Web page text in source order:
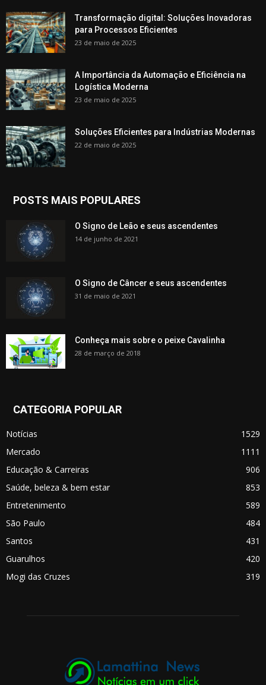
Transformação digital: Soluções Inovadoras
para Processos Eficientes
23 de maio de 2025
A Importância da Automação e Eficiência na
Logística Moderna
23 de maio de 2025
Soluções Eficientes para Indústrias Modernas
22 de maio de 2025
POSTS MAIS POPULARES
O Signo de Leão e seus ascendentes
14 de junho de 2021
O Signo de Câncer e seus ascendentes
31 de maio de 2021
Conheça mais sobre o peixe Cavalinha
28 de março de 2018
CATEGORIA POPULAR
Notícias
1529
Mercado
1111
Educação & Carreiras
906
Saúde, beleza & bem estar
853
Entretenimento
589
São Paulo
484
Santos
431
Guarulhos
420
Mogi das Cruzes
319